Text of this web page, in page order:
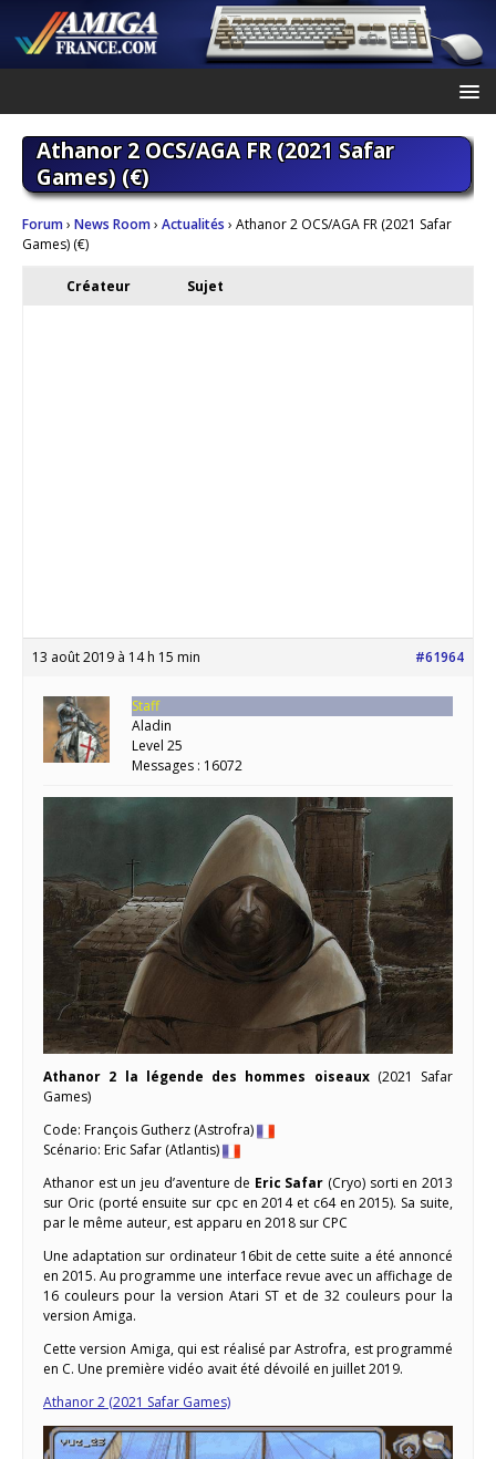
Athanor 2 OCS/AGA FR (2021 Safar
Games) (€)
Forum› News Room› Actualités › Athanor 2 OCS/AGA FR (2021 Safar
Games) (€)
Créateur Sujet
13 août 2019 à 14 h 15 min #61964
Staff
Aladin
Level 25
Messages : 16072
Athanor 2 la légende des hommes oiseaux(2021 Safar
Games)
Code: François Gutherz (Astrofra)
Scénario: Eric Safar (Atlantis)
Athanor est un jeu d’aventure de Eric Safar (Cryo) sorti en 2013
sur Oric (porté ensuite sur cpc en 2014 et c64 en 2015). Sa suite,
par le même auteur, est apparu en 2018 sur CPC
Une adaptation sur ordinateur 16bit de cette suite a été annoncé
en 2015. Au programme une interface revue avec un affichage de
16 couleurs pour la version Atari ST et de 32 couleurs pour la
version Amiga.
Cette version Amiga, qui est réalisé par Astrofra, est programmé
en C. Une première vidéo avait été dévoilé en juillet 2019.
Athanor 2 (2021 Safar Games)